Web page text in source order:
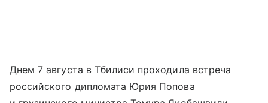
Днем 7 августа в Тбилиси проходила встреча
российского дипломата Юрия Попова